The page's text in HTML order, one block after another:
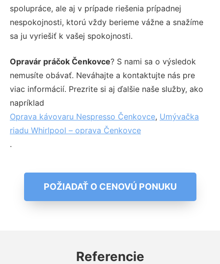
spolupráce, ale aj v prípade riešenia prípadnej
nespokojnosti, ktorú vždy berieme vážne a snažíme
sa ju vyriešiť k vašej spokojnosti.
Opravár práčok Čenkovce? S nami sa o výsledok
nemusíte obávať. Neváhajte a kontaktujte nás pre
viac informácií. Prezrite si aj ďalšie naše služby, ako
napríklad
Oprava kávovaru Nespresso Čenkovce, Umývačka
riadu Whirlpool – oprava Čenkovce
.
POŽIADAŤ O CENOVÚ PONUKU
Referencie